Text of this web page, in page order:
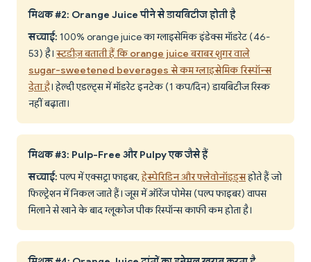
मिथक #2: Orange Juice पीने से डायबिटीज होती है
सच्चाई: 100% orange juice का ग्लाइसेमिक इंडेक्स मॉडरेट (46-
53) है। स्टडीज़ बताती हैं कि orange juice बराबर शुगर वाले
sugar-sweetened beverages से कम ग्लाइसेमिक रिस्पॉन्स
देता है। हेल्दी एडल्ट्स में मॉडरेट इनटेक (1 कप/दिन) डायबिटीज रिस्क
नहीं बढ़ाता।
मिथक #3: Pulp-Free और Pulpy एक जैसे हैं
सच्चाई:पल्प में एक्सट्रा फाइबर,हेस्पेरिडिन और फ्लेवोनॉइड्सहोते हैं जो
फिल्ट्रेशन में निकल जाते हैं। जूस में ऑरेंज पोमेस (पल्प फाइबर) वापस
मिलाने से खाने के बाद ग्लूकोज पीक रिस्पॉन्स काफी कम होता है।